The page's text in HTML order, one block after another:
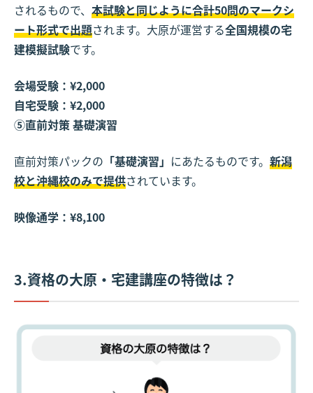
されるもので、 本試験と同じように合計50問のマークシ
ート形式で出題されます。大原が運営する全国規模の宅
建模擬試験です。
会場受験：¥2,000
自宅受験：¥2,000
⑤直前対策 基礎演習
直前対策パックの 「基礎演習」 にあたるものです。 新潟
校と沖縄校のみで提供されています。
映像通学：¥8,100
3.資格の大原・宅建講座の特徴は？